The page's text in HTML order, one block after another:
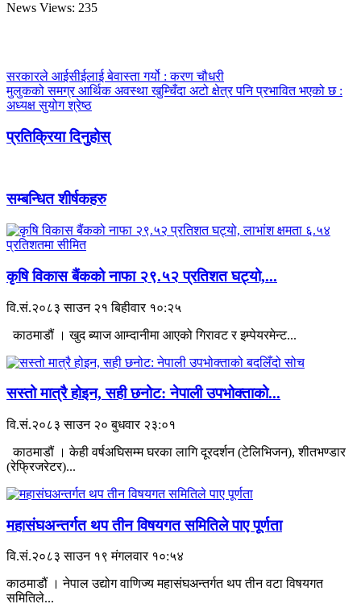
News Views: 235
सरकारले आईसीईलाई बेवास्ता गर्यो : करण चौधरी
मुलुकको समग्र आर्थिक अवस्था खुम्चिँदा अटो क्षेत्र पनि प्रभावित भएको छ :
अध्यक्ष सुयोग श्रेष्ठ
प्रतिक्रिया दिनुहोस्
सम्बन्धित शीर्षकहरु
कृषि विकास बैंकको नाफा २९.५२ प्रतिशत घट्यो,...
वि.सं.२०८३ साउन २१ बिहीवार १०:२५
काठमाडौं । खुद ब्याज आम्दानीमा आएको गिरावट र इम्पेयरमेन्ट...
सस्तो मात्रै होइन, सही छनोट: नेपाली उपभोक्ताको...
वि.सं.२०८३ साउन २० बुधवार २३:०१
काठमाडौं । केही वर्षअघिसम्म घरका लागि दूरदर्शन (टेलिभिजन), शीतभण्डार
(रेफ्रिजरेटर)...
महासंघअन्तर्गत थप तीन विषयगत समितिले पाए पूर्णता
वि.सं.२०८३ साउन १९ मंगलवार १०:५४
काठमाडौं । नेपाल उद्योग वाणिज्य महासंघअन्तर्गत थप तीन वटा विषयगत
समितिले...